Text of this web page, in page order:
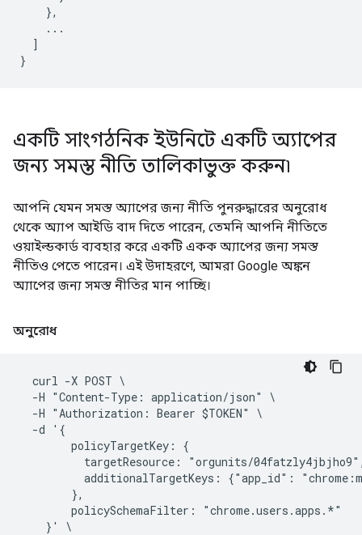
    },
    ...
  ]
একটি সাংগঠনিক ইউনিটে একটি অ্যাপের
জন্য সমস্ত নীতি তালিকাভুক্ত করুন৷
আপনি যেমন সমস্ত অ্যাপের জন্য নীতি পুনরুদ্ধারের অনুরোধ
থেকে অ্যাপ আইডি বাদ দিতে পারেন, তেমনি আপনি নীতিতে
ওয়াইল্ডকার্ড ব্যবহার করে একটি একক অ্যাপের জন্য সমস্ত
নীতিও পেতে পারেন। এই উদাহরণে, আমরা Google অঙ্কন
অ্যাপের জন্য সমস্ত নীতির মান পাচ্ছি।
অনুরোধ
  curl -X POST \
  -H "Content-Type: application/json" \
  -H "Authorization: Bearer $TOKEN" \
  -d '{
        policyTargetKey: {
targetResource: "orgunits/
additionalTargetKeys: {"app_id":
        },
        policySchemaFilter: "chrome.users.apps.*"
    }' \